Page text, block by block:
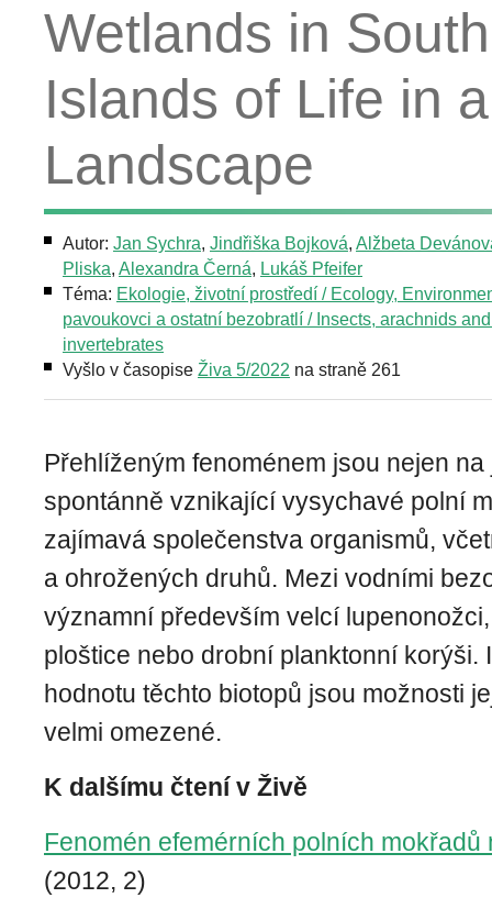
Wetlands in
Islands of Life in
Landscape
Autor: Jan Sychra, Jindřiška Bojková, Alžbeta
Pliska, Alexandra Černá, Lukáš Pfeifer
Téma: Ekologie, životní prostředí / Ecology,
pavoukovci a ostatní bezobratlí / Insects, arachnids
invertebrates
Vyšlo v časopise Živa 5/2022 na straně 261
Přehlíženým fenoménem jsou nejen
spontánně vznikající vysychavé polní
zajímavá společenstva organismů,
a ohrožených druhů. Mezi vodními
významní především velcí
ploštice nebo drobní planktonní korýši.
hodnotu těchto biotopů jsou možnosti
velmi omezené.
K dalšímu čtení v Živě
Fenomén efemérních polních mokřadů
(2012, 2)